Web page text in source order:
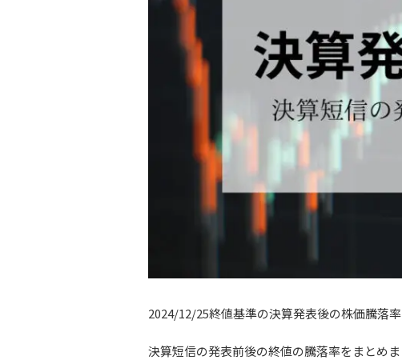
2024/12/25終値基準の決算発表後の株価騰落率
決算短信の発表前後の終値の騰落率をまとめま